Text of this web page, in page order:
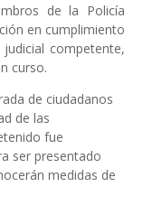
de la Policía
en cumplimiento
competente,
curso.
de ciudadanos
de las
fue
ser presentado
medidas de